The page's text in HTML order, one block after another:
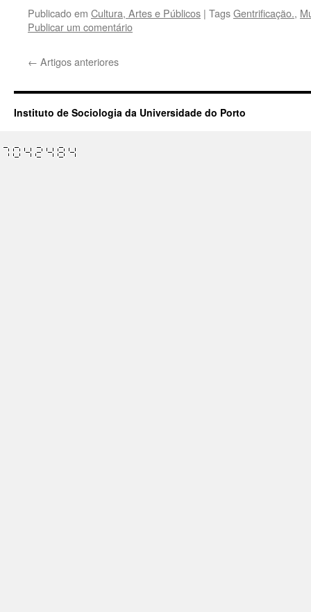
Publicado em Cultura, Artes e Públicos | TagsGentrificação.,
Publicar um comentário
← Artigos anteriores
Instituto de Sociologia da Universidade do Porto